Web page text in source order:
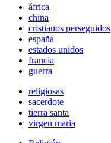
áfrica
china
cristianos perseguidos
españa
estados unidos
francia
guerra
religiosas
sacerdote
tierra santa
virgen maria